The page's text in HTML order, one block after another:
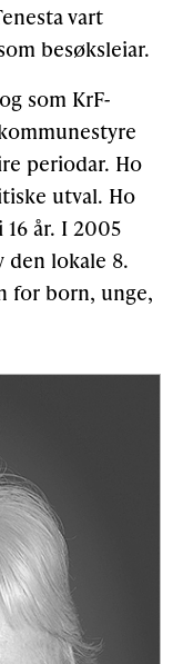
vart
besøksleiar.
som KrF-
periodar. Ho
utval. Ho
år. I 2005
den lokale 8.
for born, unge,